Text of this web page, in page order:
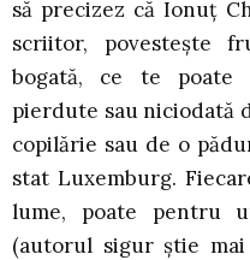
să precizez că Ionuț
scriitor, povestește
bogată, ce te
pierdute sau niciodată
copilărie sau de o
stat Luxemburg.
lume, poate pentru
(autorul sigur știe